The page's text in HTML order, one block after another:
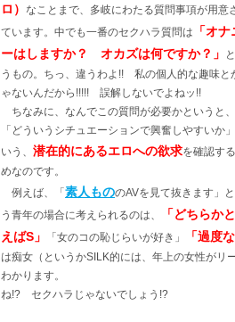
ロ）
なことまで、多岐にわたる質問事項が用意
ています。中でも一番のセクハラ質問は
「オナ
ーはしますか？ オカズは何ですか？」
うもの。ちっ、違うわよ!! 私の個人的な趣味と
ゃないんだから!!!!! 誤解しないでよねッ!!
ちなみに、なんでこの質問が必要かというと、
「どういうシチュエーションで興奮しやすいか
いう、 潜在的にあるエロへの欲求を確認す
めなのです。
例えば、「 素人もののAVを見て抜きます」
う青年の場合に考えられるのは、
「どちらか
えばS」
「女のコの恥じらいが好き」 「過度
は痴女（というかSILK的には、年上の女性がリ
わかります。
ね!? セクハラじゃないでしょう!?